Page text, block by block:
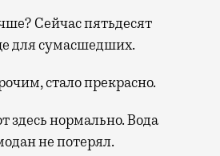
Сейчас пятьдесят
для сумасшедших.
стало прекрасно.
здесь нормально. Вода
не потерял.